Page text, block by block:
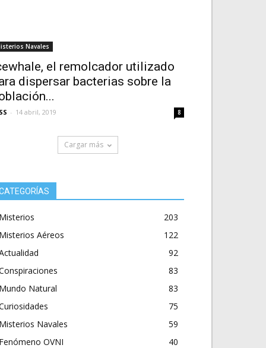
Navales
el remolcador utilizado
dispersar bacterias sobre la
- 14 abril, 2019 8
Cargar más
Misterios
203
Misterios Aéreos
122
92
83
Mundo Natural
83
75
Misterios Navales
59
Fenómeno OVNI
40